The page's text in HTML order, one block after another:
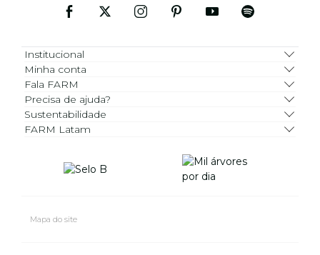
Institucional
Minha conta
Fala FARM
Precisa de ajuda?
Sustentabilidade
FARM Latam
Mapa do site